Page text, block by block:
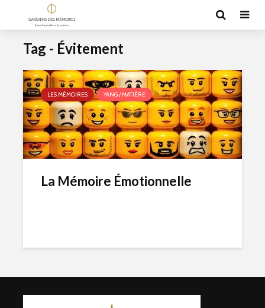
Tag - Évitement
LES MÉMOIRES YANG / MATIÈRE
La Mémoire Émotionnelle